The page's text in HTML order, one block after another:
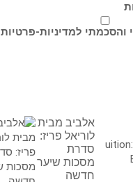
והסכמתי למדיניות-פרטיות
אלביב מבית
לוריאל פריז:
סדרת
מסכות שיער
חדשה